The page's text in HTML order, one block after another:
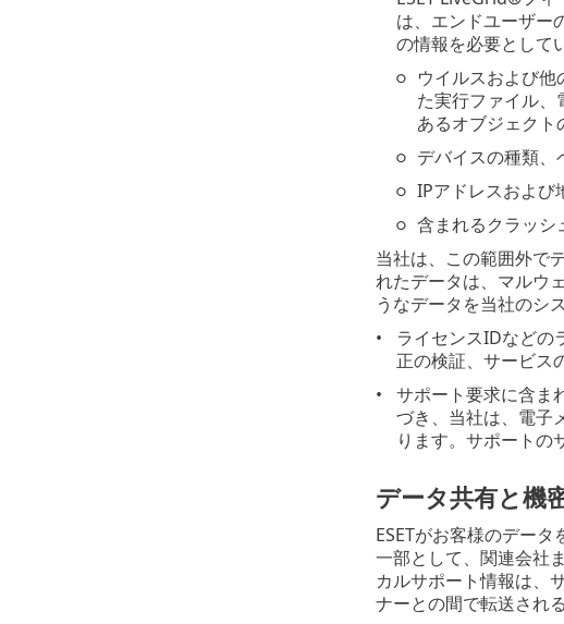
は、エンドユーザー
の情報を必要として
ウイルスおよび
た実行ファイル
あるオブジェクト
デバイスの種類
IPアドレスおよび
含まれるクラッシ
当社は、この範囲外で
れたデータは、マルウ
うなデータを当社のシ
ライセンスIDなどの
正の検証、サービス
サポート要求に含ま
づき、当社は、電子
ります。サポートの
データ共有と機
ESETがお客様のデー
一部として、関連会社
カルサポート情報は、
ナーとの間で転送され